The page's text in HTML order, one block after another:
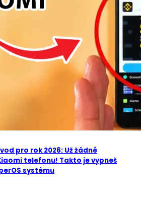
pro rok 2026: Už žádné
telefonu! Takto je vypneš
systému